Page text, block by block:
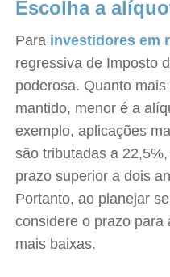
Escolha a
Para investidores em
regressiva de Imposto
poderosa. Quanto
mantido, menor é a
exemplo, aplicações
são tributadas a
prazo superior a dois
Portanto, ao planejar
considere o prazo
mais baixas.